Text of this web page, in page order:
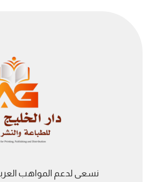
نسعى لدعم المواهب